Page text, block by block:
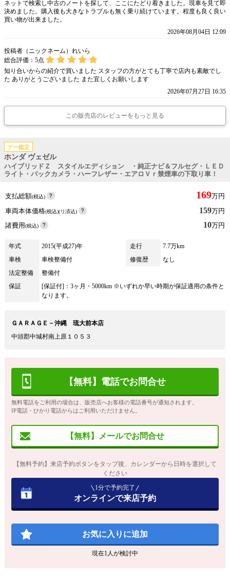
ネットで検索し中古のノートを探して、ここにたどり着きました。現車を見て即
決めました。購入後も大きなトラブルも無く乗り続けています。程度も良く良い
買い物が出来ました。
2026年08月04日 12:09
投稿者（ニックネーム）れいら
総合評価： 5点
知り合いからの紹介で買いました スタッフの方がとても丁寧で店内も素敵でし
た ありがとうございました また宜しくお願いします
2026年07月27日 16:35
この販売店のレビューをもっと見る
グー鑑定
ホンダ ヴェゼル
ハイブリッドＺ スタイルエディション ・純正ナビ＆フルセグ・ＬＥＤ
ライト・バックカメラ・ハーフレザー・エアロＶｒ禁煙車の下取り車！
支払総額(税込) 169万円
車両本体価格(税込)(リ済込) 159万円
諸費用(税込) 10万円
年式 2015(平成27)年 走行
7.7万km
車検
車検整備付 修復歴
なし
法定整備
整備付
保証
[保証付]：3ヶ月・5000km ※いずれか早い時期が保証適用の条件と
なります。
ＧＡＲＡＧＥ－沖縄 琉大前本店
中頭郡中城村南上原１０５３
【無料】電話でお問合せ
無料電話をご利用の場合は、販売店へお客様の電話番号が通知されます。
IP電話・ひかり電話からはご利用いただけません。
【無料】メールでお問合せ
【無料予約】来店予約ボタンをタップ後、カレンダーから日時を選択して
ください
1分で予約完了
オンラインで来店予約
お気に入りに追加
現在1人が検討中